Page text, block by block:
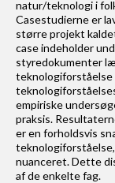
Historien bag
natur/teknologi i
Casestudierne er
større projekt
case indeholder
styredokumenter
teknologiforståelse
empiriske
praksis.
er en forholdsvis
nuanceret. Dette
af de enkelte fag.